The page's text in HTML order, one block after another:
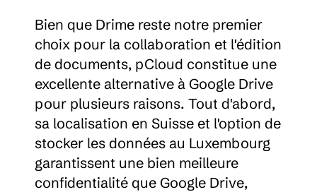
Bien que Drime reste notre premier
choix pour la collaboration et l'édition
de documents, pCloud constitue une
excellente alternative à Google Drive
pour plusieurs raisons. Tout d'abord,
sa localisation en Suisse et l'option de
stocker les données au Luxembourg
garantissent une bien meilleure
confidentialité que Google Drive,